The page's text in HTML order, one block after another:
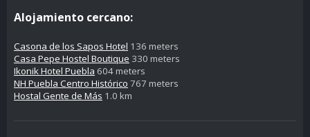
Alojamiento cercano:
Casona de los Sapos Hotel 136 meters
Casa Pepe Hostel Boutique 330 meters
Ikonik Hotel Puebla 604 meters
NH Puebla Centro Histórico 767 meters
Hostal Gente de Más 1.0 km